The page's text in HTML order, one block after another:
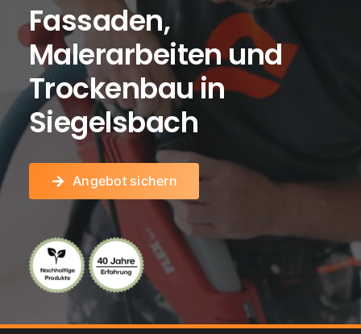
Fassaden,
Malerarbeiten und
Trockenbau in
Siegelsbach
Angebot sichern